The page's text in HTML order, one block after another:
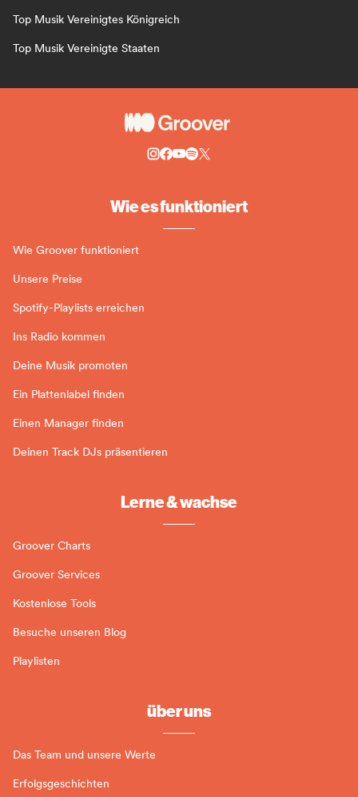
Top Musik Vereinigtes Königreich
Top Musik Vereinigte Staaten
Wie es funktioniert
Wie Groover funktioniert
Unsere Preise
Spotify-Playlists erreichen
Ins Radio kommen
Deine Musik promoten
Ein Plattenlabel finden
Einen Manager finden
Deinen Track DJs präsentieren
Lerne & wachse
Groover Charts
Groover Services
Kostenlose Tools
Besuche unseren Blog
Playlisten
über uns
Das Team und unsere Werte
Erfolgsgeschichten